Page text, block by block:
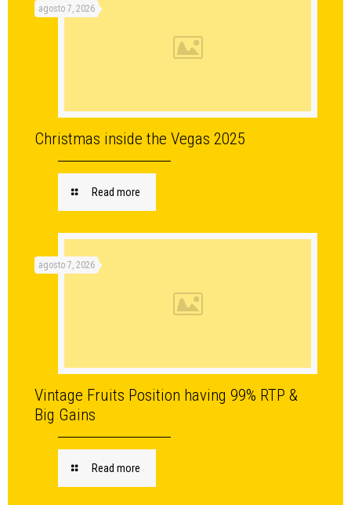
agosto 7, 2026
Christmas inside the Vegas 2025
Read more
agosto 7, 2026
Vintage Fruits Position having 99% RTP &
Big Gains
Read more